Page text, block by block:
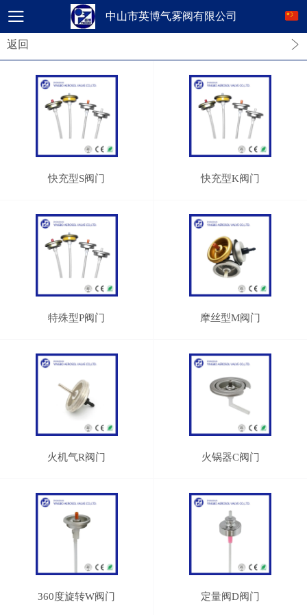
中山市英博气雾阀有限公司
返回
快充型S阀门 快充型K阀门
特殊型P阀门 摩丝型M阀门
火机气R阀门 火锅器C阀门
360度旋转W阀门 定量阀D阀门